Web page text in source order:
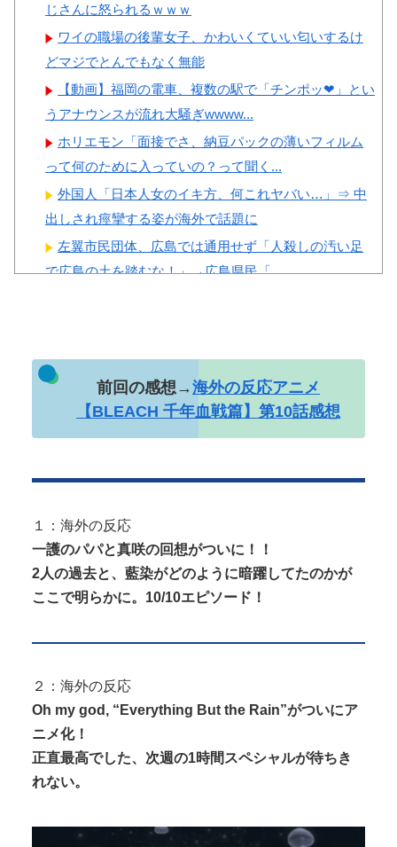
じさんに怒られるｗｗｗ
ワイの職場の後輩女子、かわいくていい匂いするけ
どマジでとんでもなく無能
【動画】福岡の電車、複数の駅で「チンポッ❤」とい
うアナウンスが流れ大騒ぎwwww...
ホリエモン「面接でさ、納豆パックの薄いフィルム
って何のために入っていの？って聞く...
外国人「日本人女のイキ方、何これヤバい…」⇒ 中
出しされ痙攣する姿が海外で話題に
左翼市民団体、広島では通用せず「人殺しの汚い足
で広島の土を踏むな！」→広島県民「...
器）披露
彼女がタヒんだ。悲しみに暮れながらも彼女の分ま
Powered by livedoor 相互RSS
前回の感想→海外の反応アニメ
【BLEACH 千年血戦篇】第10話感想
１：海外の反応
一護のパパと真咲の回想がついに！！
2人の過去と、藍染がどのように暗躍してたのかが
ここで明らかに。10/10エピソード！
２：海外の反応
Oh my god, “Everything But the Rain”がついにア
ニメ化！
正直最高でした、次週の1時間スペシャルが待ちき
れない。